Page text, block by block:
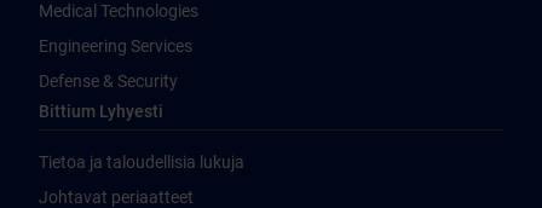
Medical Technologies
Engineering Services
Defense & Security
Bittium Lyhyesti
Tietoa ja taloudellisia lukuja
Johtavat periaatteet